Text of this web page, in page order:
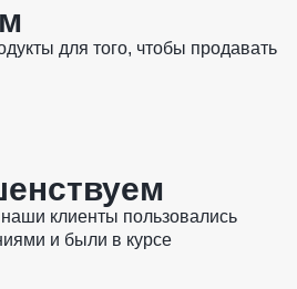
для того, чтобы продавать
клиенты пользовались
и были в курсе